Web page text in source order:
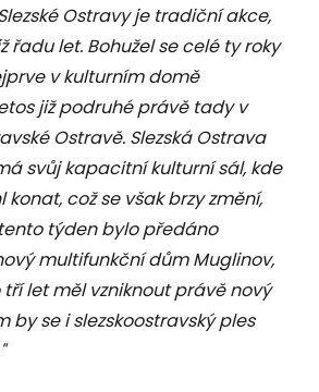
Ostravy je tradiční akce,
řadu let. Bohužel se celé ty roky
v kulturním domě
již podruhé právě tady v
Ostravě. Slezská Ostrava
svůj kapacitní kulturní sál, kde
konat, což se však brzy změní,
týden bylo předáno
multifunkční dům Muglinov,
let měl vzniknout právě nový
by se i slezskoostravský ples